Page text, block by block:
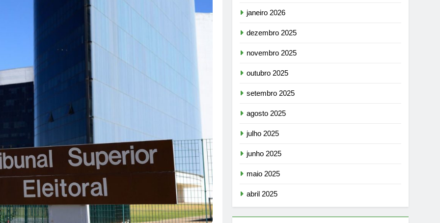
janeiro 2026
dezembro 2025
novembro 2025
outubro 2025
setembro 2025
agosto 2025
julho 2025
junho 2025
maio 2025
abril 2025